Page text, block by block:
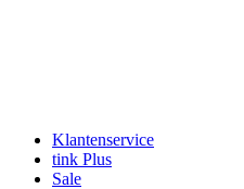
Klantenservice
tink Plus
Sale